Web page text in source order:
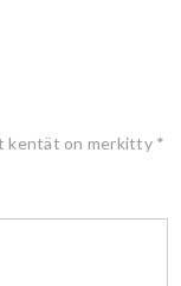
kentät on merkitty *